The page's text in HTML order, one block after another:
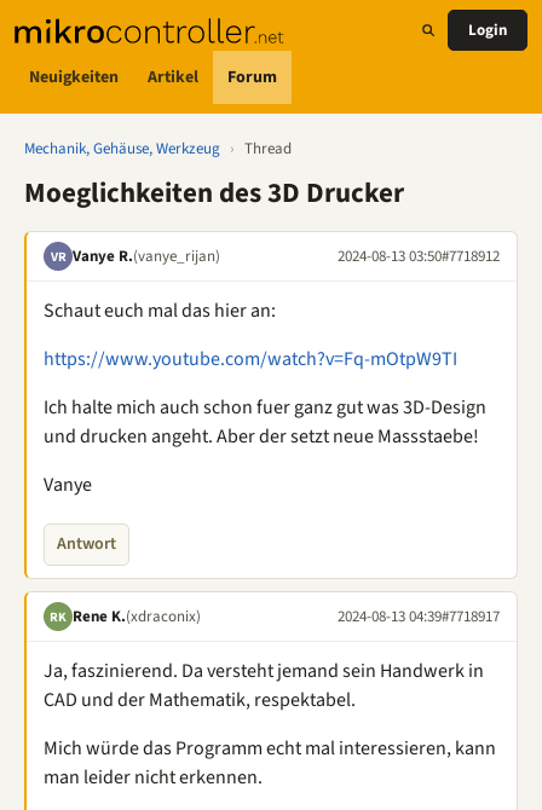
Neuigkeiten Artikel Forum
Login
Mechanik, Gehäuse, Werkzeug › Thread
Moeglichkeiten des 3D Drucker
VR Vanye R.(vanye_rijan) 2024-08-13 03:50#7718912
Schaut euch mal das hier an:
https://www.youtube.com/watch?v=Fq-mOtpW9TI
Ich halte mich auch schon fuer ganz gut was 3D-Design
und drucken angeht. Aber der setzt neue Massstaebe!
Vanye
Antwort
RK Rene K.(xdraconix) 2024-08-13 04:39#7718917
Ja, faszinierend. Da versteht jemand sein Handwerk in
CAD und der Mathematik, respektabel.
Mich würde das Programm echt mal interessieren, kann
man leider nicht erkennen.